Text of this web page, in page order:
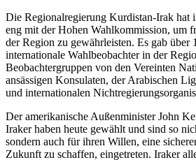
Die Regionalregierung Kurdistan-Irak hat
eng mit der Hohen Wahlkommission, um
der Region zu gewährleisten. Es gab über
internationale Wahlbeobachter in der
Beobachtergruppen von den Vereinten
ansässigen Konsulaten, der Arabischen
und internationalen
Der amerikanische Außenminister John
Iraker haben heute gewählt und sind so
sondern auch für ihren Willen, eine
Zukunft zu schaffen, eingetreten. Iraker